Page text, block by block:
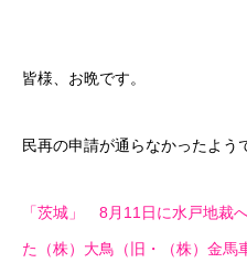
皆様、お晩です。
民再の申請が通らなかったよう
「茨城」 8月11日に水戸地裁
た（株）大鳥（旧・（株）金馬